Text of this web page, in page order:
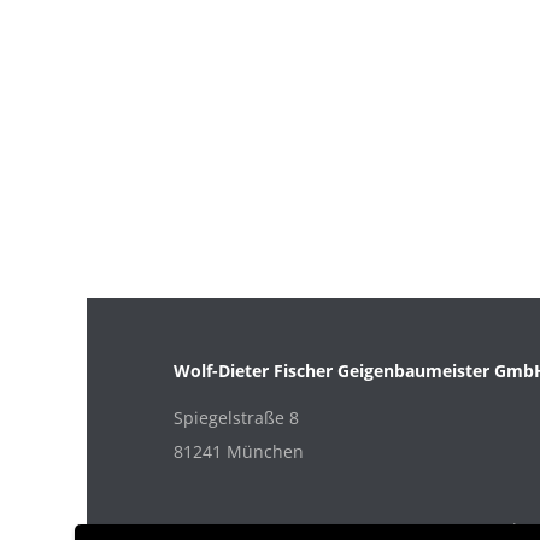
Wolf-Dieter Fischer Geigenbaumeister
Spiegelstraße 8
81241 München